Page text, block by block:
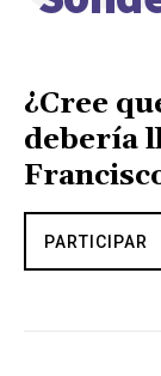
¿Cree
debería
PARTICIPAR